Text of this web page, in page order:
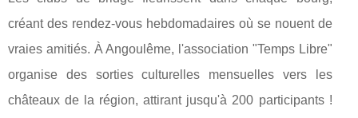
créant des rendez-vous hebdomadaires où se nouent de
vraies amitiés. À Angoulême, l'association "Temps Libre"
organise des sorties culturelles mensuelles vers les
châteaux de la région, attirant jusqu'à 200 participants !